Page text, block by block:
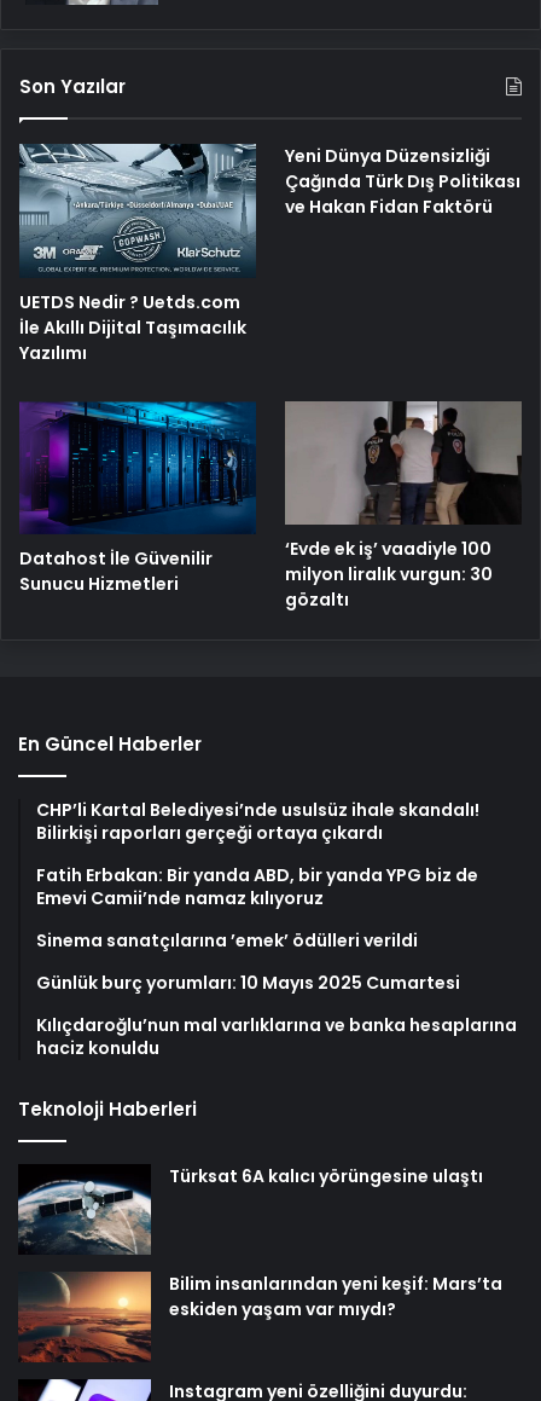
Son Yazılar
UETDS Nedir ? Uetds.com
İle Akıllı Dijital Taşımacılık
Yazılımı
Yeni Dünya Düzensizliği
Çağında Türk Dış Politikası
ve Hakan Fidan Faktörü
Datahost İle Güvenilir
Sunucu Hizmetleri
‘Evde ek iş’ vaadiyle 100
milyon liralık vurgun: 30
gözaltı
En Güncel Haberler
CHP’li Kartal Belediyesi’nde usulsüz ihale skandalı!
Bilirkişi raporları gerçeği ortaya çıkardı
Fatih Erbakan: Bir yanda ABD, bir yanda YPG biz de
Emevi Camii’nde namaz kılıyoruz
Sinema sanatçılarına ’emek’ ödülleri verildi
Günlük burç yorumları: 10 Mayıs 2025 Cumartesi
Kılıçdaroğlu’nun mal varlıklarına ve banka hesaplarına
haciz konuldu
Teknoloji Haberleri
Türksat 6A kalıcı yörüngesine ulaştı
Bilim insanlarından yeni keşif: Mars’ta
eskiden yaşam var mıydı?
Instagram yeni özelliğini duyurdu: